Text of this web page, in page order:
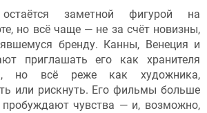
заметной фигурой на
но всё чаще — не за счёт новизны,
бренду. Канны, Венеция и
приглашать его как хранителя
но всё реже как художника,
или рискнуть. Его фильмы больше
чувства — и, возможно,